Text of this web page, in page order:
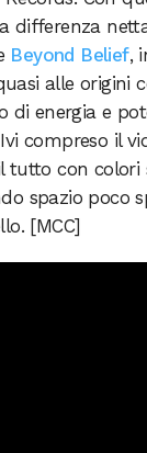
differenza
Beyond Belief,
alle origini
di energia e
compreso il
tutto con colori
spazio poco
[MCC]